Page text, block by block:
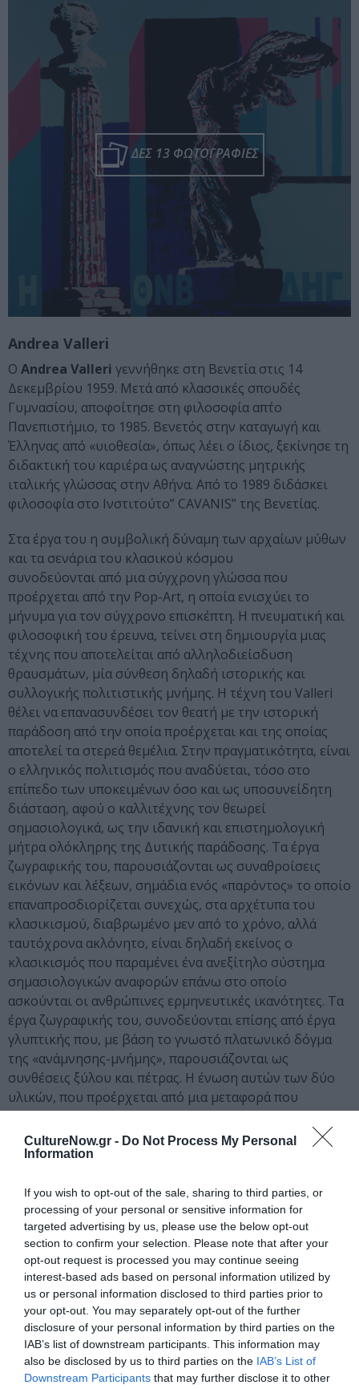
CultureNow.gr - Do Not Process My Personal
Information
If you wish to opt-out of the sale, sharing to third parties, or
processing of your personal or sensitive information for
targeted advertising by us, please use the below opt-out
section to confirm your selection. Please note that after your
opt-out request is processed you may continue seeing
interest-based ads based on personal information utilized by
us or personal information disclosed to third parties prior to
your opt-out. You may separately opt-out of the further
disclosure of your personal information by third parties on the
IAB’s list of downstream participants. This information may
also be disclosed by us to third parties on the IAB’s List of
Downstream Participants that may further disclose it to other
ΔΕΣ 13 ΦΩΤΟΓΡΑΦΙΕΣ
Andrea Valleri
Ο Andrea Valleri γεννήθηκε στη Βενετία στις 14
Δεκεμβρίου 1959. Μετά από κλασσικές σπουδές
Γυμνασίου, αποφοίτησε στη φιλοσοφία απ΄το
Πανεπιστήμιο, το 1985. Βενετός στην καταγωγή και
Έλληνας από «υιοθεσία», όπως λέει ο ίδιος, ξεκίνησε τη
διδακτική του καριέρα ως αναγνώστης μητρικής
ιταλικής γλώσσας στην Αθήνα. Από το 1989 διδάσκει
φιλοσοφία στο Ινστιτούτο” CAVANIS” της Βενετίας.
Στα έργα του η συμβολική δύναμη των αρχαίων μύθων
και τα σενάρια του κλασικού κόσμου
συνοδεύονται από μια σύγχρονη γλώσσα που
προέρχεται από την Pop-Art, η οποία ενισχύει το
μήνυμα για τον σύγχρονο επισκέπτη. Η πνευματική και
φιλοσοφική του έρευνα, τείνει στη δημιουργία μιας
τέχνης που αποτελείται από αλληλοδιείσδυση
θραυσμάτων, μία σύνθεση δηλαδή ιστορικής και
συλλογικής πολιτιστικής μνήμης. Η τέχνη του Valleri
θέλει να επανασυνδέσει τον θεατή με την ιστορική
παράδοση από την οποία προέρχεται και της οποίας
αποτελεί τα στερεά θεμέλια. Στην πραγματικότητα, είναι
ο ελληνικός πολιτισμός που αναδύεται, τόσο στο
επίπεδο των υποκειμένων όσο και ως υποσυνείδητη
διάσταση, αφού ο καλλιτέχνης τον θεωρεί
σημασιολογικά, ως την ιδανική και επιστημολογική
μήτρα ολόκληρης της Δυτικής παράδοσης. Τα έργα
ζωγραφικής του, παρουσιάζονται ως συναθροίσεις
εικόνων και λέξεων, σημάδια ενός «παρόντος» το οποίο
επαναπροσδιορίζεται συνεχώς, στα αρχέτυπα του
κλασικισμού, διαβρωμένο μεν από το χρόνο, αλλά
ταυτόχρονα ακλόνητο, είναι δηλαδή εκείνος ο
κλασικισμός που παραμένει ένα ανεξίτηλο σύστημα
σημασιολογικών αναφορών επάνω στο οποίο
ασκούνται οι ανθρώπινες ερμηνευτικές ικανότητες. Τα
έργα ζωγραφικής του, συνοδεύονται επίσης από έργα
γλυπτικής που, με βάση το γνωστό πλατωνικό δόγμα
της «ανάμνησης-μνήμης», παρουσιάζονται ως
συνθέσεις ξύλου και πέτρας. Η ένωση αυτών των δύο
υλικών, που προέρχεται από μια μεταφορά που
περιέχεται στον Φαίδρο του Πλάτωνα, εκφράζει την
απλή και βαθιά αξία της μνήμης, ως συνάρτηση της
ανάπτυξης της γνώσης αλλά και της αίσθησης της
ματιά, επιτρέπουν στον εαυτό τους να «ανακαλυφθούν»
από τον προσεκτικό επισκέπτη, ο οποίος θα
ανακαλύψει τις αναφορές που συλλέχθηκαν από μύθους
αλλά και ιστορίες του δυτικού πολιτισμού.
Κεντρική φωτογραφία θέματος: Ermeneutica del classico
(Capo Sunion)
Ταυτότητα Εκδήλωσης